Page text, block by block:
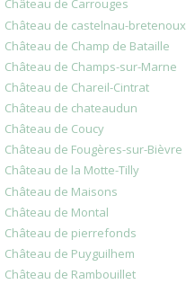
Château de Carrouges
Château de castelnau-bretenoux
Château de Champ de Bataille
Château de Champs-sur-Marne
Château de Chareil-Cintrat
Château de chateaudun
Château de Coucy
Château de Fougères-sur-Bièvre
Château de la Motte-Tilly
Château de Maisons
Château de Montal
Château de pierrefonds
Château de Puyguilhem
Château de Rambouillet